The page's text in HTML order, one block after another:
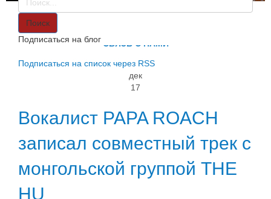
СВЯЗЬ С НАМИ
Поиск
Подписаться на блог
Подписаться на список через RSS
дек
17
Вокалист PAPA ROACH
записал совместный трек с
монгольской группой THE
HU